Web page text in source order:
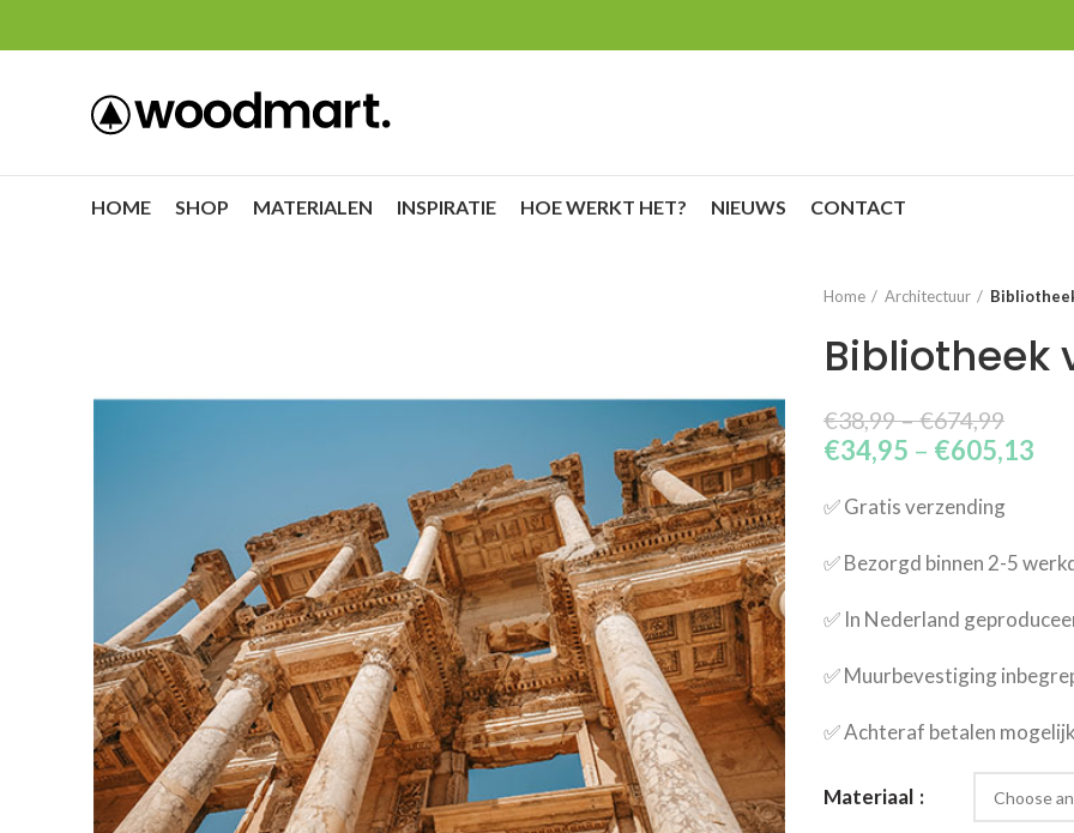
HOME SHOP MATERIALEN INSPIRATIE HOE WERKT HET? NIEUWS CONTACT
Home Architectuur
Bibliotheek
€38,99–€674,99
€34,95 – €605,13
✅​ Gratis verzending
✅​ Bezorgd binnen 2-5
✅​ In Nederland
✅​ Muurbevestiging
✅​ Achteraf betalen mogelijk
Materiaal